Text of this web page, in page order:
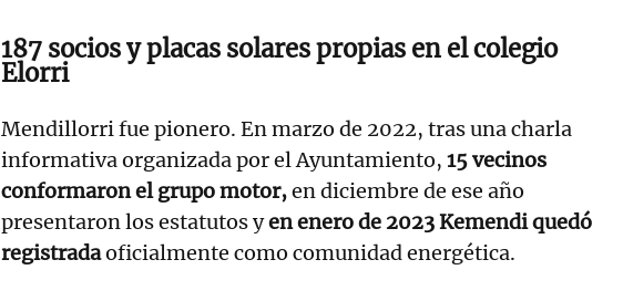
187 socios y placas solares propias en el colegio
Elorri
Mendillorri fue pionero. En marzo de 2022, tras una charla
informativa organizada por el Ayuntamiento, 15 vecinos
conformaron el grupo motor,en diciembre de ese año
presentaron los estatutos yen enero de 2023 Kemendi quedó
registradaoficialmente como comunidad energética.